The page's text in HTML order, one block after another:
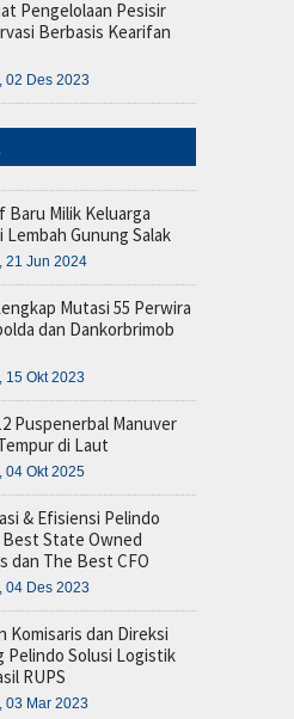
Pengelolaan Pesisir
Berbasis Kearifan
02 Des 2023
Baru Milik Keluarga
Lembah Gunung Salak
21 Jun 2024
Mutasi 55 Perwira
dan Dankorbrimob
15 Okt 2023
Puspenerbal Manuver
di Laut
04 Okt 2025
& Efisiensi Pelindo
State Owned
dan The Best CFO
04 Des 2023
Komisaris dan Direksi
Pelindo Solusi Logistik
RUPS
03 Mar 2023